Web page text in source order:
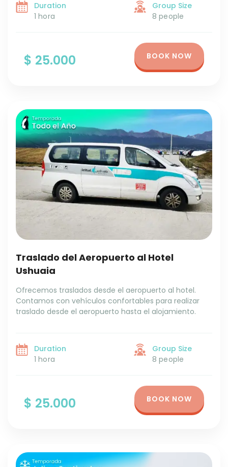
Duration
1 hora
Group Size
8 people
$ 25.000 BOOK NOW
Traslado del Aeropuerto al Hotel
Ushuaia
Ofrecemos traslados desde el aeropuerto al hotel.
Contamos con vehículos confortables para realizar
traslado desde el aeropuerto hasta el alojamiento.
Duration
1 hora
Group Size
8 people
$ 25.000 BOOK NOW